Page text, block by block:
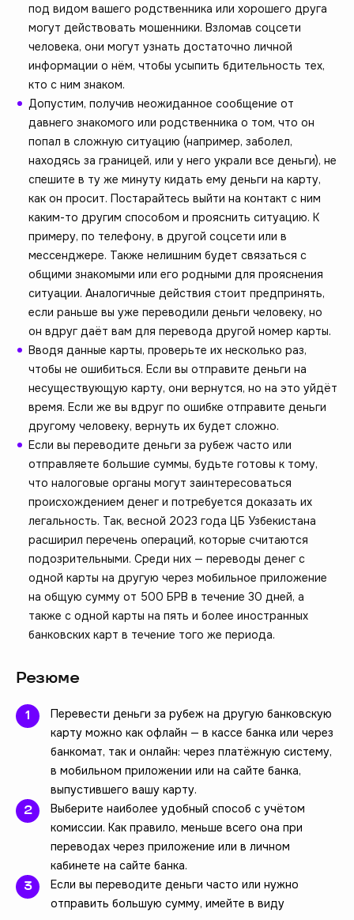
под видом вашего родственника или хорошего друга
могут действовать мошенники. Взломав соцсети
человека, они могут узнать достаточно личной
информации о нём, чтобы усыпить бдительность тех,
кто с ним знаком.
Допустим, получив неожиданное сообщение от
давнего знакомого или родственника о том, что он
попал в сложную ситуацию (например, заболел,
находясь за границей, или у него украли все деньги), не
спешите в ту же минуту кидать ему деньги на карту,
как он просит. Постарайтесь выйти на контакт с ним
каким-то другим способом и прояснить ситуацию. К
примеру, по телефону, в другой соцсети или в
мессенджере. Также нелишним будет связаться с
общими знакомыми или его родными для прояснения
ситуации. Аналогичные действия стоит предпринять,
если раньше вы уже переводили деньги человеку, но
он вдруг даёт вам для перевода другой номер карты.
Вводя данные карты, проверьте их несколько раз,
чтобы не ошибиться. Если вы отправите деньги на
несуществующую карту, они вернутся, но на это уйдёт
время. Если же вы вдруг по ошибке отправите деньги
другому человеку, вернуть их будет сложно.
Если вы переводите деньги за рубеж часто или
отправляете большие суммы, будьте готовы к тому,
что налоговые органы могут заинтересоваться
происхождением денег и потребуется доказать их
легальность. Так, весной 2023 года ЦБ Узбекистана
расширил перечень операций, которые считаются
подозрительными. Среди них — переводы денег с
одной карты на другую через мобильное приложение
на общую сумму от 500 БРВ в течение 30 дней, а
также с одной карты на пять и более иностранных
банковских карт в течение того же периода.
Резюме
Перевести деньги за рубеж на другую банковскую
карту можно как офлайн — в кассе банка или через
банкомат, так и онлайн: через платёжную систему,
в мобильном приложении или на сайте банка,
выпустившего вашу карту.
Выберите наиболее удобный способ с учётом
комиссии. Как правило, меньше всего она при
переводах через приложение или в личном
кабинете на сайте банка.
Если вы переводите деньги часто или нужно
отправить большую сумму, имейте в виду